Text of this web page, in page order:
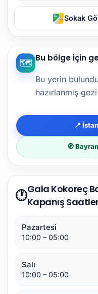
Sokak
🗺️ Bu bölge için
Bu yerin
hazırlanmış
📍
🧭
🕐Gala Kokoreç
Kapanış
Pazartesi
10:00 – 05:00
Salı
10:00 – 05:00